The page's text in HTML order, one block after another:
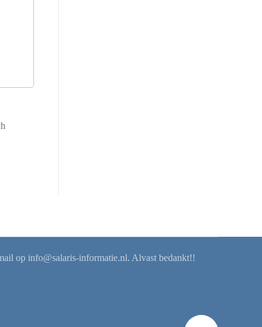
op info@salaris-informatie.nl. Alvast bedankt!!